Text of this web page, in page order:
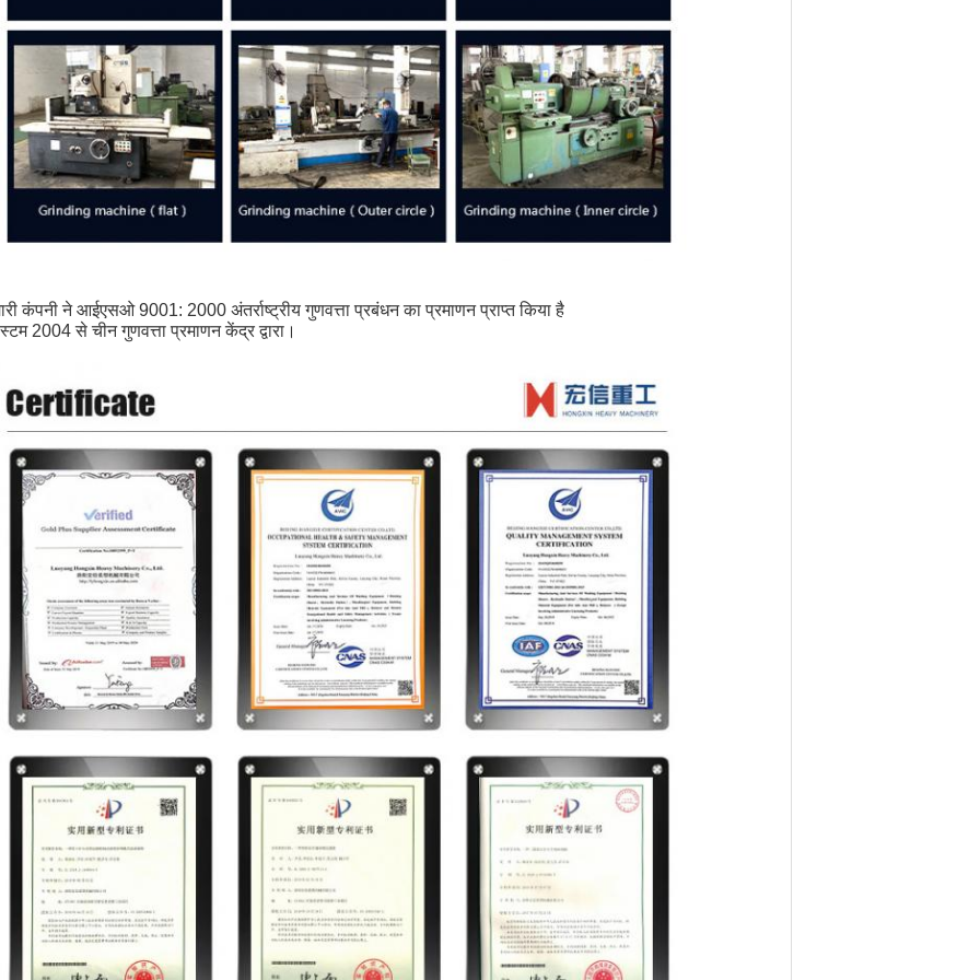
कंपनी ने आईएसओ 9001: 2000 अंतर्राष्ट्रीय गुणवत्ता प्रबंधन का प्रमाणन प्राप्त किया है
2004 से चीन गुणवत्ता प्रमाणन केंद्र द्वारा।